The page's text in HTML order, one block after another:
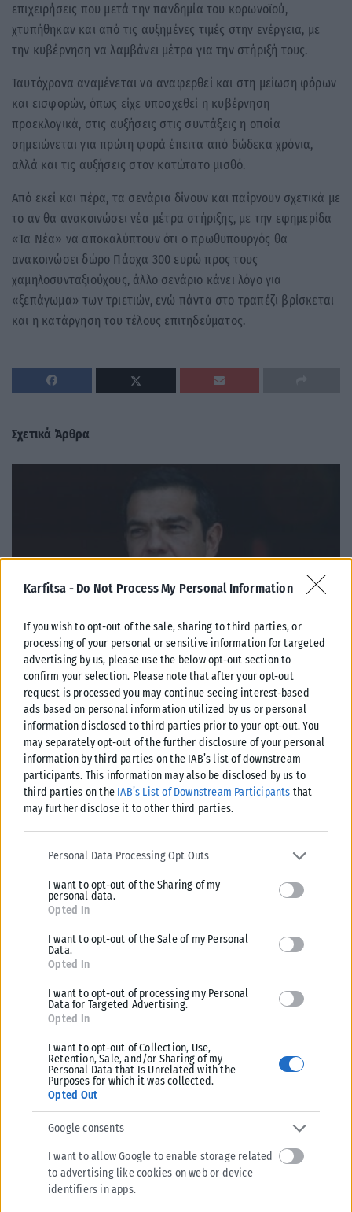
Karfitsa - Do Not Process My Personal Information
If you wish to opt-out of the sale, sharing to third parties, or
processing of your personal or sensitive information for targeted
advertising by us, please use the below opt-out section to
confirm your selection. Please note that after your opt-out
request is processed you may continue seeing interest-based
ads based on personal information utilized by us or personal
information disclosed to third parties prior to your opt-out. You
may separately opt-out of the further disclosure of your personal
information by third parties on the IAB’s list of downstream
participants. This information may also be disclosed by us to
third parties on the IAB’s List of Downstream Participants that
may further disclose it to other third parties.
Please note that this website/app uses one or more Google
services and may gather and store information including but not
deny consent to Google and its third-party tags to use your data
for below specified purposes in below Google consent section.
Personal Data Processing Opt Outs
I want to opt-out of the Sharing of my
personal data.
Opted In
I want to opt-out of the Sale of my Personal
Data.
Opted In
I want to opt-out of processing my Personal
Data for Targeted Advertising.
Opted In
I want to opt-out of Collection, Use,
Retention, Sale, and/or Sharing of my
Personal Data that Is Unrelated with the
Purposes for which it was collected.
Opted Out
Google consents
I want to allow Google to enable storage related
to advertising like cookies on web or device
identifiers in apps.
επιχειρήσεις που μετά την πανδημία του κορωνοϊού,
χτυπήθηκαν και από τις αυξημένες τιμές στην ενέργεια, με
την κυβέρνηση να λαμβάνει μέτρα για την στήριξή τους.
Ταυτόχρονα αναμένεται να αναφερθεί και στη μείωση φόρων
και εισφορών, όπως είχε υποσχεθεί η κυβέρνηση
προεκλογικά, στις αυξήσεις στις συντάξεις η οποία
σημειώνεται για πρώτη φορά έπειτα από δώδεκα χρόνια,
αλλά και τις αυξήσεις στον κατώτατο μισθό.
Από εκεί και πέρα, τα σενάρια δίνουν και παίρνουν σχετικά με
το αν θα ανακοινώσει νέα μέτρα στήριξης, με την εφημερίδα
«Τα Νέα» να αποκαλύπτουν ότι ο πρωθυπουργός θα
ανακοινώσει δώρο Πάσχα 300 ευρώ προς τους
χαμηλοσυνταξιούχους, άλλο σενάριο κάνει λόγο για
«ξεπάγωμα» των τριετιών, ενώ πάντα στο τραπέζι βρίσκεται
και η κατάργηση του τέλους επιτηδεύματος.
Σχετικά Άρθρα
Στις 2 Σεπτεμβρίου η «πρεμιέρα» του οικονομικού
προγράμματος της ΕΛ.Α.Σ. στη Θεσσαλονίκη – Παρών ο
Τσίπρας
Το οικονομικό πρόγραμμα της ΕΛ.Α.Σ. θα παρουσιάσει ο πρόεδρος του
κόμματος, Αλέξης Τσίπρας, στις 2 Σεπτεμβρίου, σε εκδήλωση στη
Θεσσαλονίκη....
ΑΝΑΡΤΉΘΗΚΕ ΑΠΌKARFITSANEWS 08/08/2026
ΠΟΛΙΤΙΚΉ
Τσουκαλάς: «Χρειάζεται μια άλλη εξωτερική πολιτική με
στρατηγικό βάθος»
κυβέρνηση», υπογράμμισε ο εκπρόσωπος Τύπου του ΠΑΣΟΚ, Κώστας
Τσουκαλάς,...